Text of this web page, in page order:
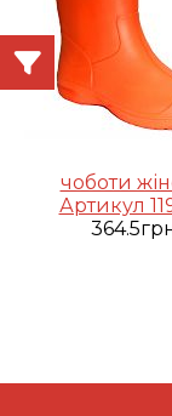
чоботи
Артикул